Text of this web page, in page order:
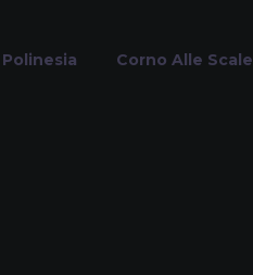
Polinesia Corno Alle Scale